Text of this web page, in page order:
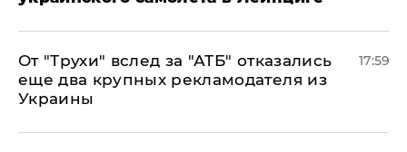
От "Трухи" вслед за "АТБ" отказались
еще два крупных рекламодателя из
Украины
17:59